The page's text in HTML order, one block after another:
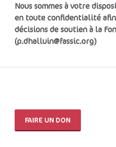
Nous sommes à votre
en toute confidentialité afin
décisions de soutien à la
(p.dhalluin@fassic.org)
FAIRE UN DON